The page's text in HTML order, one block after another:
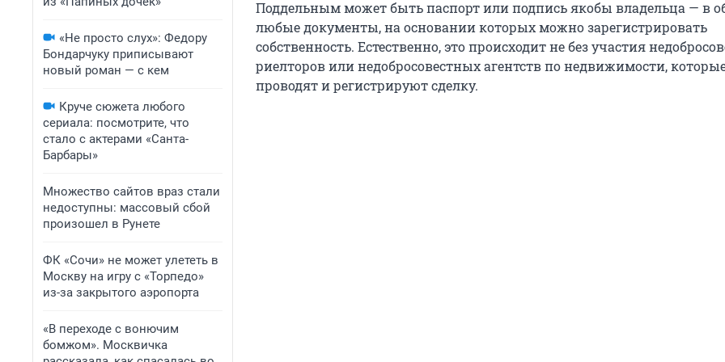
«Не просто слух»: Федору
Бондарчуку приписывают
новый роман — с кем
Круче сюжета любого
сериала: посмотрите, что
стало с актерами «Санта-
Барбары»
Множество сайтов враз стали
недоступны: массовый сбой
произошел в Рунете
ФК «Сочи» не может улететь в
Москву на игру с «Торпедо»
из-за закрытого аэропорта
«В переходе с вонючим
бомжом». Москвичка
Поддельным может быть паспорт или подпись якобы владельца — в
любые документы, на основании которых можно зарегистрировать
собственность. Естественно, это происходит не без участия
риелторов или недобросовестных агентств по недвижимости,
проводят и регистрируют сделку.